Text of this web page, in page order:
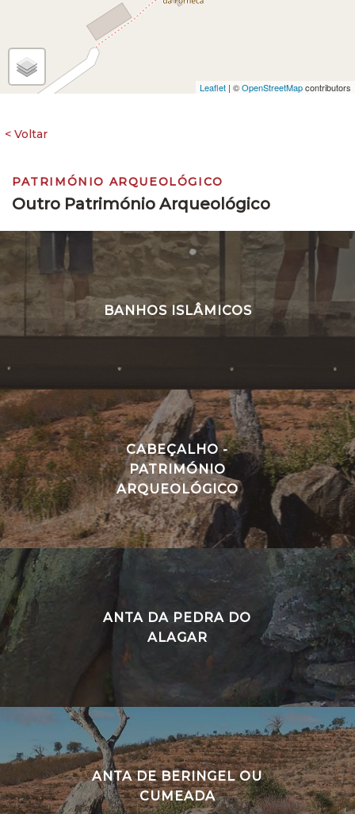
Leaflet | ©OpenStreetMapcontributors
PATRIMÓNIO ARQUEOLÓGICO
Outro Património Arqueológico
BANHOS ISLÂMICOS
CABEÇALHO -
PATRIMÓNIO
ARQUEOLÓGICO
ANTA DA PEDRA DO
ALAGAR
ANTA DE BERINGEL OU
CUMEADA